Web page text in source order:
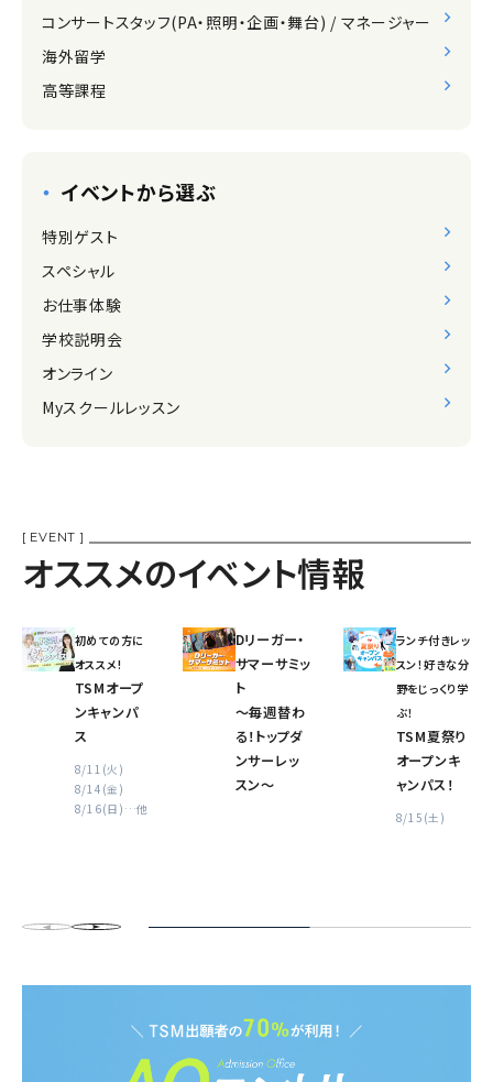
コンサートスタッフ(PA・照明・企画・舞台) / マネージャー
海外留学
高等課程
イベントから選ぶ
特別ゲスト
スペシャル
お仕事体験
学校説明会
オンライン
Myスクールレッスン
[ EVENT ]
オススメのイベント情報
初めての方に
オススメ!
TSMオープ
ンキャンパ
ス
8/11(火)
8/14(金)
8/16(日) …他
Dリーガー・
サマーサミッ
ト
〜毎週替わ
る！トップダ
ンサーレッ
スン〜
ランチ付きレッ
スン！好きな分
野をじっくり学
ぶ！
TSM夏祭り
オープンキ
ャンパス！
8/15(土)